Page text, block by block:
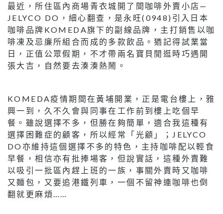
最近，所住區內商場青衣城開了間咖啡外賣小店—
JELYCO DO，細心翻查，是永旺(0948)引入日本
咖啡品牌KOMEDA旗下的副線品牌，主打銷售以咖
啡凍及忌廉所組合而成的多款飲品。猶記得試業當
日，正值公眾假期，不才帶兩名寶貝閒逛時巧遇開
張大吉，自然要去湊湊熱鬧。
KOMEDA疫情期間在黃埔開業，正是電台樓上，雅
興一到，久不久會與同事在工作前到樓上吃個早
餐。雖說選擇不多，但勝在夠簡單，適合我這種有
選擇困難症的顧客，所以經常「光顧」；JELYCO
DO亦維持這個選擇不多的特色，主持咖啡配以輕食
早餐，相信亦有批捧場客，但說實話，這種外賣難
以吸引一批區內趕上班的一族，事關外賣時又咖啡
又麵包，又要追港鐵列車，一個不留神連咖啡也倒
翻就更麻煩……